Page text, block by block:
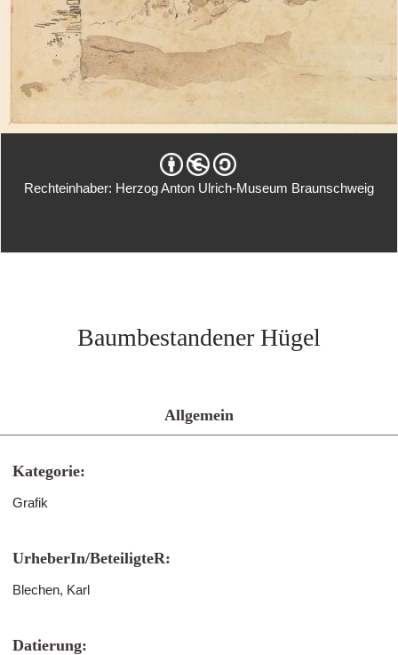
Rechteinhaber: Herzog Anton Ulrich-Museum Braunschweig
Baumbestandener Hügel
Allgemein
Kategorie:
Grafik
UrheberIn/BeteiligteR:
Blechen, Karl
Datierung: